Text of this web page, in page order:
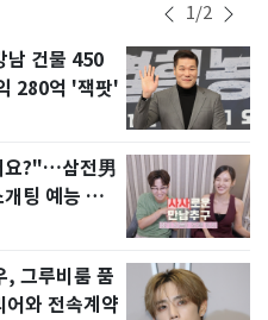
1/2
남 건물 450
280억 '잭팟'
요?"…삼전男
팅 예능 화
, 그루비룸 품
와 전속계약